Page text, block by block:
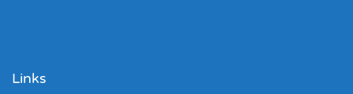
Links